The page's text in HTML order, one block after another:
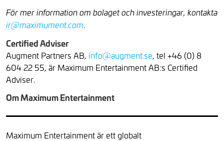
För mer information om bolaget och investeringar, kontakta
ir@maximument.com.
Certified Adviser
Augment Partners AB, info@augment.se, tel +46 (0) 8
604 22 55, är Maximum Entertainment AB:s Certified
Adviser.
Om Maximum Entertainment
Maximum Entertainment är ett globalt